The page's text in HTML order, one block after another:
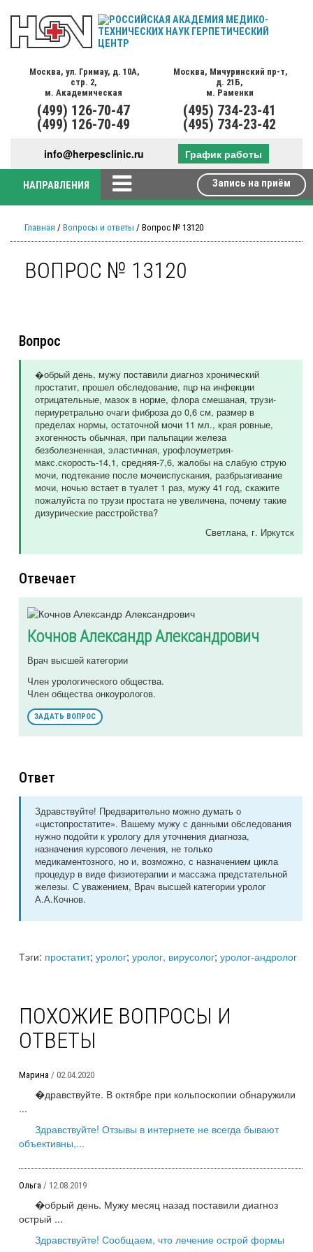
Москва, ул. Гримау, д. 10А,
стр. 2,
м. Академическая
(499) 126-70-47
(499) 126-70-49
Москва, Мичуринский пр-т,
д. 21Б,
м. Раменки
(495) 734-23-41
(495) 734-23-42
info@herpesclinic.ru График работы
НАПРАВЛЕНИЯ Запись на приём
Главная / Вопросы и ответы / Вопрос № 13120
ВОПРОС № 13120
Вопрос
�обрый день, мужу поставили диагноз хронический
простатит, прошел обследование, пцр на инфекции
отрицательные, мазок в норме, флора смешаная, трузи-
периуретрально очаги фиброза до 0,6 см, размер в
пределах нормы, остаточной мочи 11 мл., края ровные,
эхогенность обычная, при пальпации железа
безболезненная, эластичная, урофлоуметрия-
макс.скорость-14,1, средняя-7,6, жалобы на слабую струю
мочи, подтекание после мочеиспускания, разбрызгивание
мочи, ночью встает в туалет 1 раз, мужу 41 год, скажите
пожалуйста по трузи простата не увеличена, почему такие
дизурические расстройства?
Светлана, г. Иркутск
Отвечает
Кочнов Александр Александрович
Врач высшей категории
Член урологического общества.
Член общества онкоурологов.
ЗАДАТЬ ВОПРОС
Ответ
Здравствуйте! Предварительно можно думать о
«цистопростатите». Вашему мужу с данными обследования
нужно подойти к урологу для уточнения диагноза,
назначения курсового лечения, не только
медикаментозного, но и, возможно, с назначением цикла
процедур в виде физиотерапии и массажа предстательной
железы. С уважением, Врач высшей категории уролог
А.А.Кочнов.
Тэги: простатит; уролог; уролог, вирусолог; уролог-андролог
ПОХОЖИЕ ВОПРОСЫ И
ОТВЕТЫ
Марина / 02.04.2020
�дравствуйте. В октябре при кольпоскопии обнаружили
...
Здравствуйте! Отзывы в интернете не всегда бывают
объективны,...
Ольга / 12.08.2019
�обрый день. Мужу месяц назад поставили диагноз
острый ...
Здравствуйте! Сообщаем, что лечение острой формы